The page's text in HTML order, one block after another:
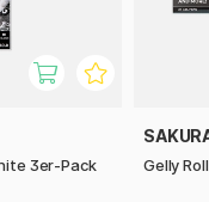
z. B. Metallic, Stardust
coole Effekte bieten.
3er-Pack Gelly